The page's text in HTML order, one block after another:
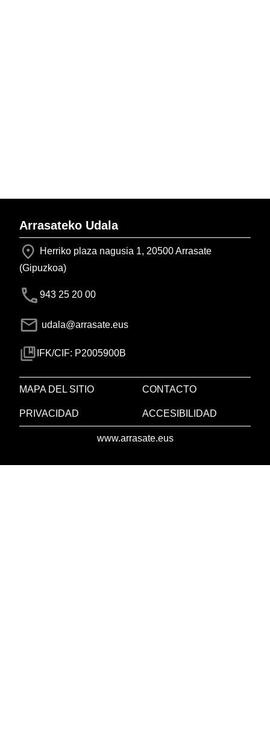
Arrasateko Udala
Herriko plaza nagusia 1, 20500 Arrasate
(Gipuzkoa)
943 25 20 00
udala@arrasate.eus
IFK/CIF: P2005900B
MAPA DEL SITIO CONTACTO
PRIVACIDAD ACCESIBILIDAD
www.arrasate.eus